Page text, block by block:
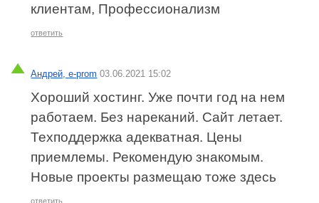
клиентам, Профессионализм
ответить
Андрей, e-prom 03.06.2021 15:02
Хороший хостинг. Уже почти год на нем
работаем. Без нареканий. Сайт летает.
Техподдержка адекватная. Цены
приемлемы. Рекомендую знакомым.
Новые проекты размещаю тоже здесь
ответить